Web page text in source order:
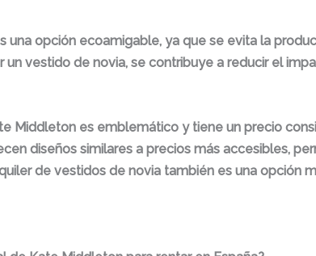
una opción ecoamigable, ya que se evita la
un vestido de novia, se contribuye a reducir el
Middleton es emblemático y tiene un precio
diseños similares a precios más accesibles,
de vestidos de novia también es una opción